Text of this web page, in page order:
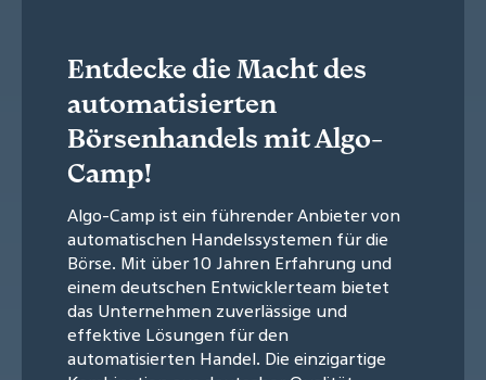
Entdecke die Macht des
automatisierten
Börsenhandels mit Algo-
Camp!
Algo-Camp ist ein führender Anbieter von
automatischen Handelssystemen für die
Börse. Mit über 10 Jahren Erfahrung und
einem deutschen Entwicklerteam bietet
das Unternehmen zuverlässige und
effektive Lösungen für den
automatisierten Handel. Die einzigartige